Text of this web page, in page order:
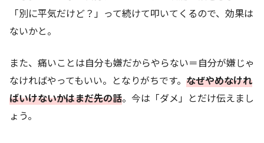
「別に平気だけど？」って続けて叩いてくるので、効果は
ないかと。
また、痛いことは自分も嫌だからやらない＝自分が嫌じゃ
なければやってもいい。となりがちです。 なぜやめなけれ
ばいけないかはまだ先の話。今は「ダメ」とだけ伝えまし
ょう。